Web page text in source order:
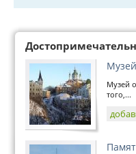
Музей
того,...